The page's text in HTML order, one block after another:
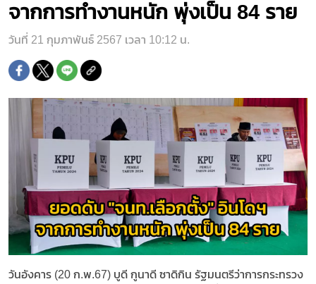
จากการทำงานหนัก พุ่งเป็น 84 ราย
วันที่ 21 กุมภาพันธ์ 2567 เวลา 10:12 น.
วันอังคาร (20 ก.พ.67) บูดี กูนาดี ซาดิกิน รัฐมนตรีว่าการกระทรวง